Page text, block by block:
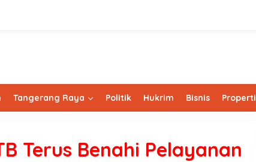
Tangerang Raya Politik Hukrim Bisnis Properti
Terus Benahi Pelayanan